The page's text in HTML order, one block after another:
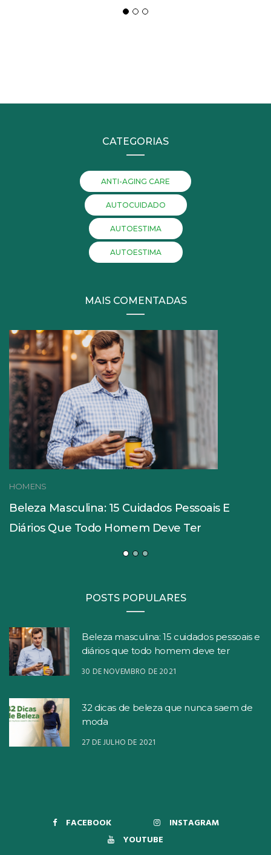
CATEGORIAS
ANTI-AGING CARE
AUTOCUIDADO
AUTOESTIMA
AUTOESTIMA
MAIS COMENTADAS
HOMENS
Beleza Masculina: 15 Cuidados Pessoais E
Diários Que Todo Homem Deve Ter
POSTS POPULARES
Beleza masculina: 15 cuidados pessoais e
diários que todo homem deve ter
30 DE NOVEMBRO DE 2021
32 dicas de beleza que nunca saem de
moda
27 DE JULHO DE 2021
FACEBOOK
INSTAGRAM
YOUTUBE